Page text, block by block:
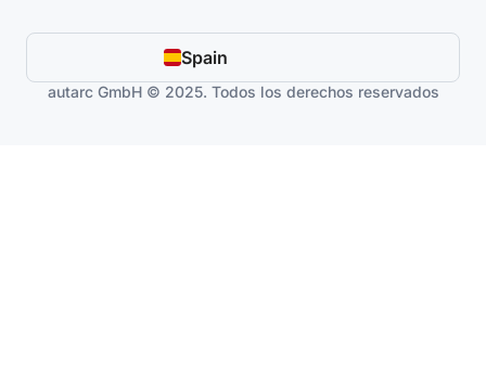
Spain
autarc GmbH © 2025. Todos los derechos reservados